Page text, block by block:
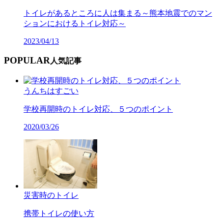
トイレがあるところに人は集まる～熊本地震でのマン
ションにおけるトイレ対応～
2023/04/13
POPULAR 人気記事
うんちはすごい
学校再開時のトイレ対応、５つのポイント
2020/03/26
災害時のトイレ
携帯トイレの使い方